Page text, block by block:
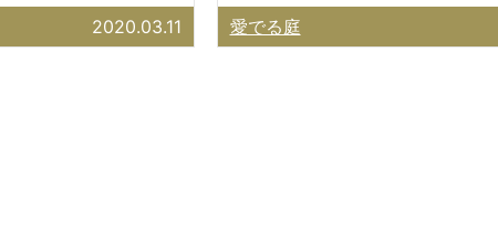
2020.03.11 愛でる庭